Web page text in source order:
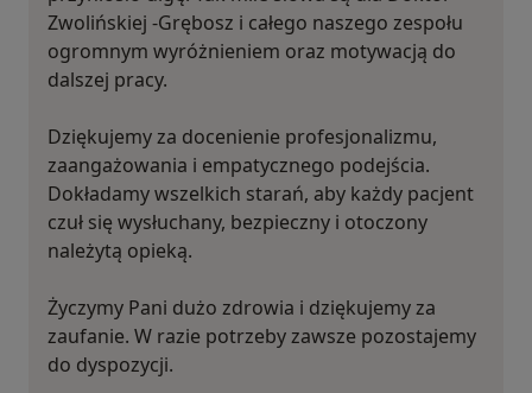
Zwolińskiej -Grębosz i całego naszego zespołu
ogromnym wyróżnieniem oraz motywacją do
dalszej pracy.
Dziękujemy za docenienie profesjonalizmu,
zaangażowania i empatycznego podejścia.
Dokładamy wszelkich starań, aby każdy pacjent
czuł się wysłuchany, bezpieczny i otoczony
należytą opieką.
Życzymy Pani dużo zdrowia i dziękujemy za
zaufanie. W razie potrzeby zawsze pozostajemy
do dyspozycji.